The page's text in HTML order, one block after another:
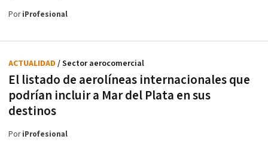
PoriProfesional
El listado de aerolíneas internacionales que
podrían incluir a Mar del Plata en sus
destinos
ACTUALIDAD / Sector aerocomercial
PoriProfesional